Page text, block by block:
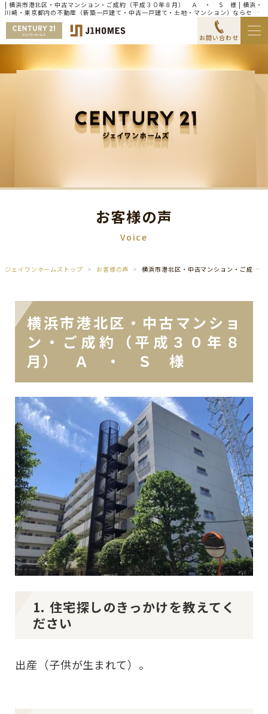
| 横浜市港北区・中古マンション・ご成約（平成３０年８月） Ａ ・ Ｓ 様 | 横浜・
川崎・東京都内の不動産（新築一戸建て・中古一戸建て・土地・マンション）ならセン
チュリー21ジェイワンホームズ
お問い合わせ
お客様の声
Voice
ジェイワンホームズトップ お客様の声 横浜市港北区・中古マンション・ご成約（平成３０年８月） Ａ ・ Ｓ 様
横浜市港北区・中古マンショ
ン・ご成約（平成３０年８
月） Ａ ・ Ｓ 様
1. 住宅探しのきっかけを教えてく
ださい
出産（子供が生まれて）。